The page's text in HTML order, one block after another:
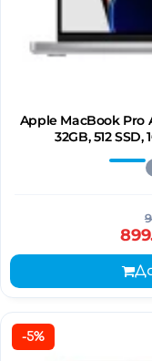
Apple MacBook Pro
32GB, 512
-5%